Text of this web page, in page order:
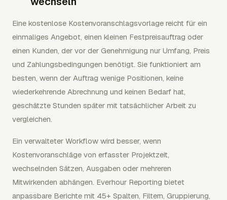
Eine kostenlose Kostenvoranschlagsvorlage reicht für ein
einmaliges Angebot, einen kleinen Festpreisauftrag oder
einen Kunden, der vor der Genehmigung nur Umfang, Preis
und Zahlungsbedingungen benötigt. Sie funktioniert am
besten, wenn der Auftrag wenige Positionen, keine
wiederkehrende Abrechnung und keinen Bedarf hat,
geschätzte Stunden später mit tatsächlicher Arbeit zu
vergleichen.
Ein verwalteter Workflow wird besser, wenn
Kostenvoranschläge von erfasster Projektzeit,
wechselnden Sätzen, Ausgaben oder mehreren
Mitwirkenden abhängen. Everhour Reporting bietet
anpassbare Berichte mit 45+ Spalten, Filtern, Gruppierung,